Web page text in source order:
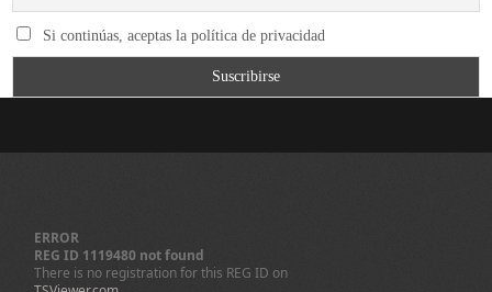
Si continúas, aceptas la política de privacidad
ERROR
REG ID 1119480 not found
There is no registration for this REG ID on